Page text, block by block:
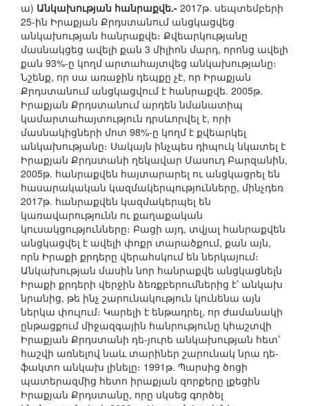
ա) Անկախության հանրաքվե.- 2017թ. սեպտեմբերի
25-ին Իրաքյան Քրդստանում անցկացվեց
անկախության հանրաքվե։ Քվեարկությանը
մասնակցեց ավելի քան 3 միլիոն մարդ, որոնց ավելի
քան 93%-ը կողմ արտահայտվեց անկախությանը։
Նշենք, որ սա առաջին դեպքը չէ, որ Իրաքյան
Քրդստանում անցկացվում է հանրաքվե. 2005թ.
Իրաքյան Քրդստանում արդեն նմանատիպ
կամարտահայտություն դրսևորվել է, որի
մասնակիցների մոտ 98%-ը կողմ է քվեարկել
անկախությանը։ Սակայն ինչպես դիպուկ նկատել է
Իրաքյան Քրդստանի ղեկավար Մասուդ Բարզանին,
2005թ. հանրաքվեն հայտարարել ու անցկացրել են
հասարակական կազմակերպությունները, մինչդեռ
2017թ. հանրաքվեն կազմակերպել են
կառավարությունն ու քաղաքական
կուսակցությունները։ Բացի այդ, տվյալ հանրաքվեն
անցկացվել է ավելի փոքր տարածքում, քան այն,
որն Իրաքի քրդերը վերահսկում են ներկայում։
Անկախության մասին նոր հանրաքվե անցկացնելն
Իրաքի քրդերի վերջին ձեռքբերումներից է՝ անկախ
նրանից, թե ինչ շարունակություն կունենա այն
ներկա փուլում։ Կարելի է ենթադրել, որ ժամանակի
ընթացքում միջազգային հանրությունը կհաշտվի
Իրաքյան Քրդստանի դե-յուրե անկախության հետ՝
հաշվի առնելով նաև տարիներ շարունակ նրա դե-
ֆակտո անկախ լինելը։ 1991թ. Պարսից ծոցի
պատերազմից հետո իրաքյան զորքերը լքեցին
Իրաքյան Քրդստանը, որը սկսեց գործել